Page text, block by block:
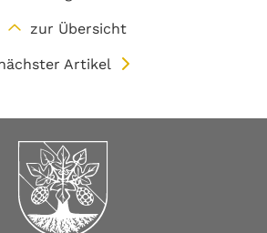
zur Übersicht
Artikel